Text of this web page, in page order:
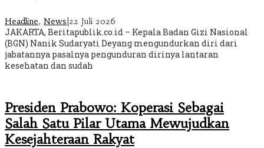
Headline, News 22 Juli 2026
JAKARTA, Beritapublik.co.id – Kepala Badan Gizi Nasional
(BGN) Nanik Sudaryati Deyang mengundurkan diri dari
jabatannya pasalnya pengunduran dirinya lantaran
kesehatan dan sudah
Presiden Prabowo: Koperasi Sebagai
Salah Satu Pilar Utama Mewujudkan
Kesejahteraan Rakyat